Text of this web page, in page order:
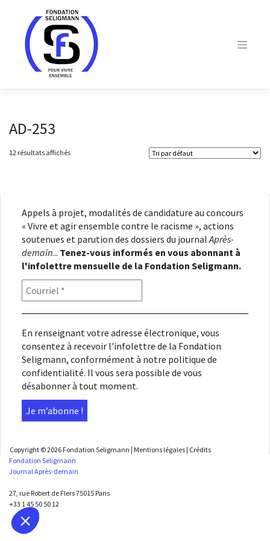
AD-253
12 résultats affichés
Appels à projet, modalités de candidature au concours
« Vivre et agir ensemble contre le racisme », actions
soutenues et parution des dossiers du journalAprès-
demain... Tenez-vous informés en vous abonnant à
l'infolettre mensuelle de la Fondation Seligmann.
En renseignant votre adresse électronique, vous
consentez à recevoir l'infolettre de la Fondation
Seligmann, conformément à notre politique de
confidentialité. Il vous sera possible de vous
désabonner à tout moment.
Copyright © 2026 Fondation Seligmann | Mentions légales | Crédits
Fondation Seligmann
Journal Après-demain
27, rue Robert de Flers 75015 Paris
+33 1 45 50 50 12